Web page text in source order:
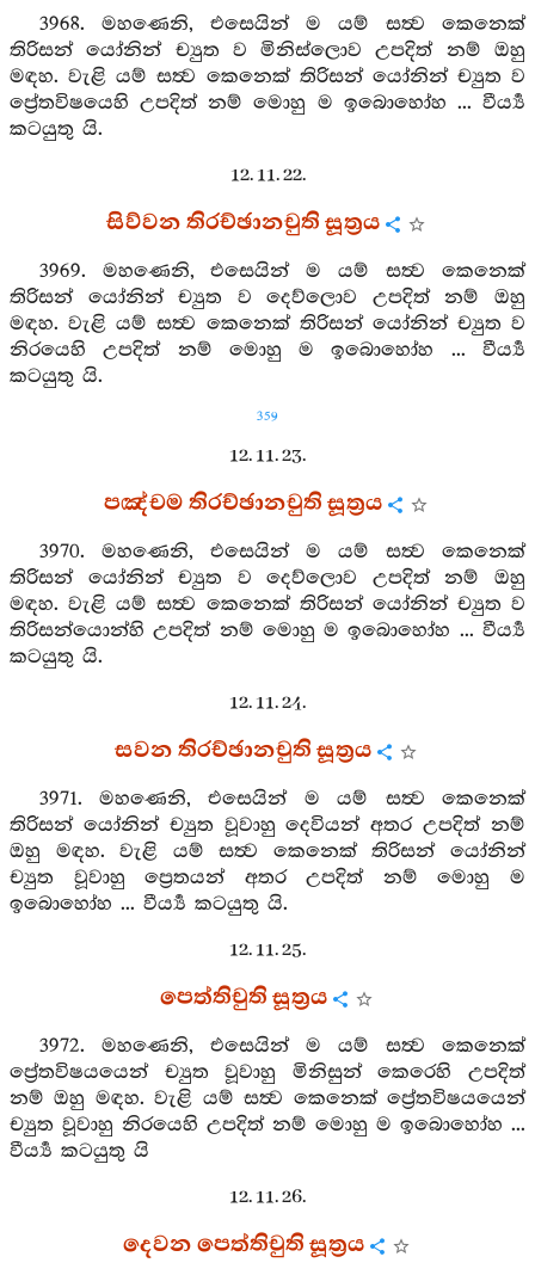
3968. මහණෙනි, එසෙයින් ම යම් සත්‍ව කෙනෙක්
තිරිසන් යෝනින් ච්‍යුත ව මිනිස්ලොව උපදිත් නම් ඔහු
මඳහ. වැළි යම් සත්‍ව කෙනෙක් තිරිසන් යෝනින් ච්‍යුත ව
ප්‍රේතවිෂයෙහි උපදිත් නම් මොහු ම ඉබොහෝහ ... වීර්‍ය්‍ය
කටයුතු යි.
12. 11. 22.
සිව්වන තිරච්ඡානචුති සූත්‍රය
3969. මහණෙනි, එසෙයින් ම යම් සත්‍ව කෙනෙක්
තිරිසන් යෝනින් ච්‍යුත ව දෙව්ලොව උපදිත් නම් ඔහු
මඳහ. වැළි යම් සත්‍ව කෙනෙක් තිරිසන් යෝනින් ච්‍යුත ව
නිරයෙහි උපදිත් නම් මොහු ම ඉබොහෝහ ... වීර්‍ය්‍ය
කටයුතු යි.
359
12. 11. 23.
පඤ්චම තිරච්ඡානචුති සූත්‍රය
3970. මහණෙනි, එසෙයින් ම යම් සත්‍ව කෙනෙක්
තිරිසන් යෝනින් ච්‍යුත ව දෙව්ලොව උපදිත් නම් ඔහු
මඳහ. වැළි යම් සත්‍ව කෙනෙක් තිරිසන් යෝනින් ච්‍යුත ව
තිරිසන්යොන්හි උපදිත් නම් මොහු ම ඉබොහෝහ ... වීර්‍ය්‍ය
කටයුතු යි.
12. 11. 24.
සවන තිරච්ඡානචුති සූත්‍රය
3971. මහණෙනි, එසෙයින් ම යම් සත්‍ව කෙනෙක්
තිරිසන් යෝනින් ච්‍යුත වූවාහු දෙවියන් අතර උපදිත් නම්
ඔහු මඳහ. වැළි යම් සත්‍ව කෙනෙක් තිරිසන් යෝනින්
ච්‍යුත වූවාහු ප්‍රෙතයන් අතර උපදිත් නම් මොහු ම
ඉබොහෝහ ... වීර්‍ය්‍ය කටයුතු යි.
12. 11. 25.
පෙත්තිචුති සූත්‍රය
3972. මහණෙනි, එසෙයින් ම යම් සත්‍ව කෙනෙක්
ප්‍රේතවිෂයයෙන් ච්‍යුත වූවාහු මිනිසුන් කෙරෙහි උපදිත්
නම් ඔහු මඳහ. වැළි යම් සත්‍ව කෙනෙක් ප්‍රේතවිෂයයෙන්
ච්‍යුත වූවාහු නිරයෙහි උපදිත් නම් මොහු ම ඉබොහෝහ ...
වීර්‍ය්‍ය කටයුතු යි
12. 11. 26.
දෙවන පෙත්තිචුති සූත්‍රය